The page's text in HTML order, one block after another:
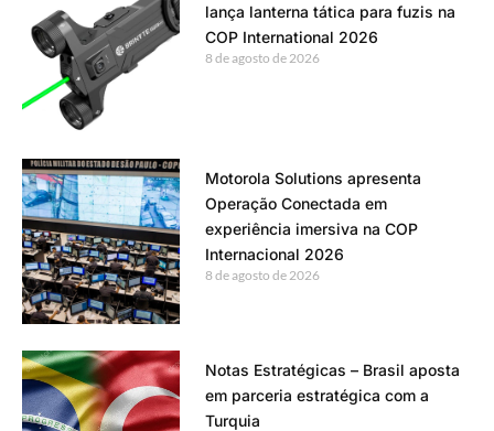
lança lanterna tática para fuzis na
COP International 2026
8 de agosto de 2026
Motorola Solutions apresenta
Operação Conectada em
experiência imersiva na COP
Internacional 2026
8 de agosto de 2026
Notas Estratégicas – Brasil aposta
em parceria estratégica com a
Turquia